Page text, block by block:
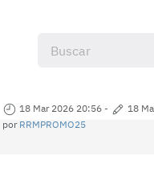
18 Mar 2026 20:56 - 18
por RRMPROMO25